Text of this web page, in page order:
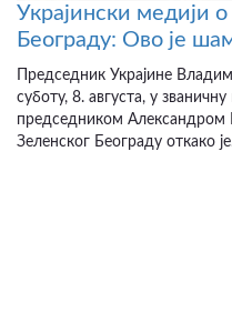
Украјински медији
Београду: Ово је
Председник Украјине
суботу, 8. августа, у
председником Александром
Зеленског Београду откако